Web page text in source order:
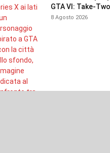
GTA VI: Take-
8 Agosto 2026